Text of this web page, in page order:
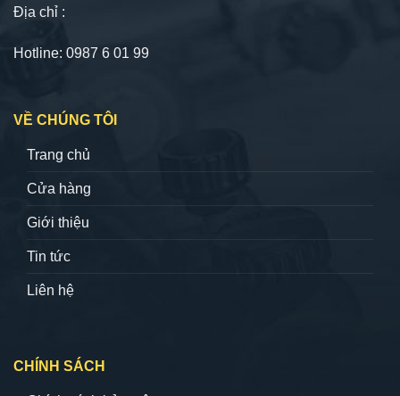
Địa chỉ :
Hotline: 0987 6 01 99
VỀ CHÚNG TÔI
Trang chủ
Cửa hàng
Giới thiệu
Tin tức
Liên hệ
CHÍNH SÁCH